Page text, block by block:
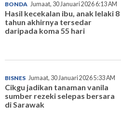
BONDA Jumaat, 30 Januari 2026 6:13 AM
Hasil kecekalan ibu, anak lelaki 8
tahun akhirnya tersedar
daripada koma 55 hari
BISNES Jumaat, 30 Januari 2026 5:33 AM
Cikgu jadikan tanaman vanila
sumber rezeki selepas bersara
di Sarawak